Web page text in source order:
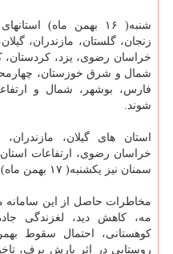
شنبه( ۱۶ بهمن ماه)
زنجان، گلستان، مازندران،
خراسان رضوی، یزد، کردستان،
شمال و شرق خوزستان،
فارس، بوشهر، شمال و
شوند.
استان های گیلان،
خراسان رضوی، ارتفاعات استان
سمنان نیز یکشنبه( ۱۷ بهمن ماه) میزبان این سامانه خواهند بود.
مخاطرات حاصل از این سامانه
مه، کاهش دید، لغزندگی
کوهستانی، احتمال سقوط
روستایی در اثر بارش برف،